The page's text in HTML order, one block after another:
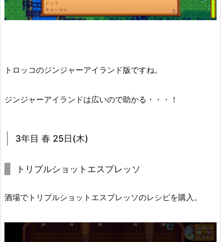
トロッコのジンジャーアイランド版ですね。
ジンジャーアイランドは広いので助かる・・・！
3年目 春 25日(木)
トリプルショットエスプレッソ
酒場でトリプルショットエスプレッソのレシピを購入。